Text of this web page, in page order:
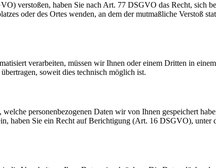
verstoßen, haben Sie nach Art. 77 DSGVO das Recht, sich
oder des Ortes wenden, an dem der mutmaßliche Verstoß
verarbeiten, müssen wir Ihnen oder einem Dritten in
soweit dies technisch möglich ist.
personenbezogenen Daten wir von Ihnen gespeichert
haben Sie ein Recht auf Berichtigung (Art. 16 DSGVO),